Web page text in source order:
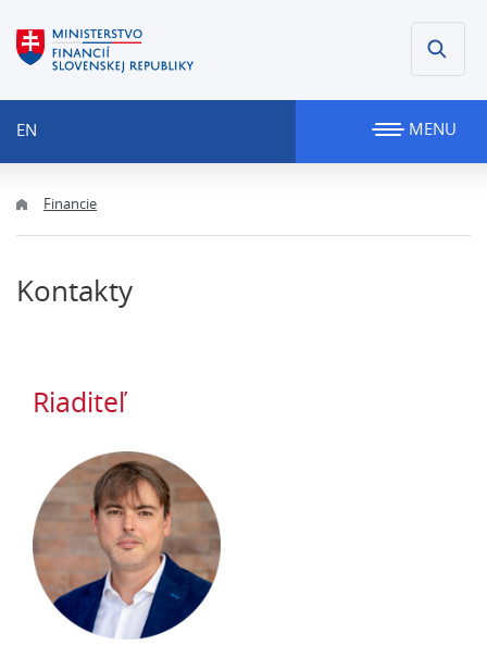
EN MENU
Financie
Kontakty
Riaditeľ